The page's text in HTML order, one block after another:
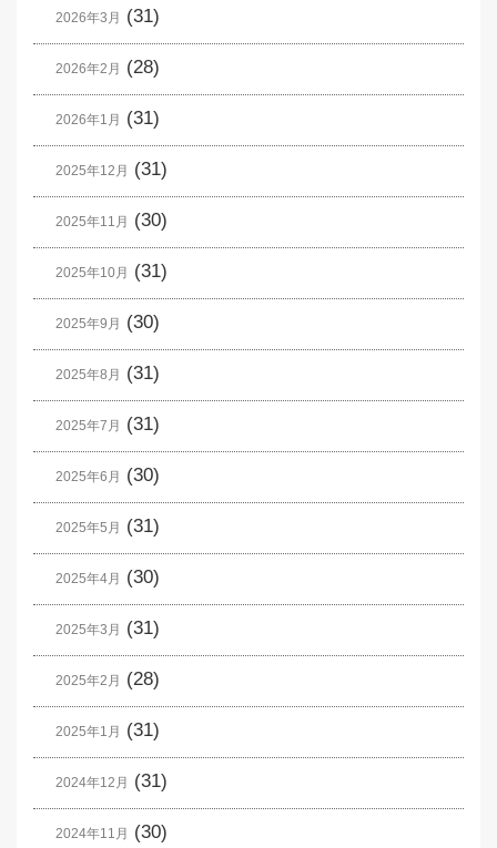
2026年3月 (31)
2026年2月 (28)
2026年1月 (31)
2025年12月 (31)
2025年11月 (30)
2025年10月 (31)
2025年9月 (30)
2025年8月 (31)
2025年7月 (31)
2025年6月 (30)
2025年5月 (31)
2025年4月 (30)
2025年3月 (31)
2025年2月 (28)
2025年1月 (31)
2024年12月 (31)
2024年11月 (30)